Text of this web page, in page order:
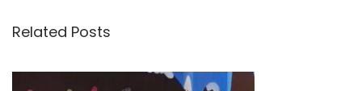
Related Posts